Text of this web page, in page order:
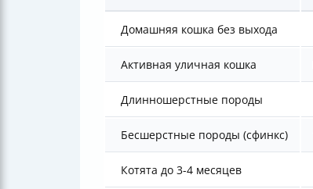
Домашняя кошка без выхода
Активная уличная кошка
Длинношерстные породы
Бесшерстные породы (сфинкс)
Котята до 3-4 месяцев